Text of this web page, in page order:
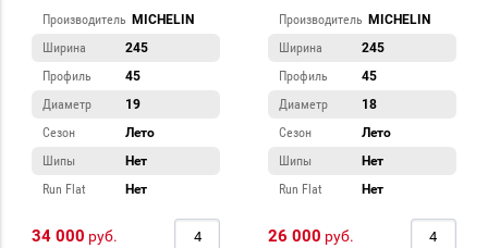
Производитель MICHELIN
Ширина
245
Профиль
45
Диаметр
19
Сезон
Лето
Шипы
Нет
Run Flat
Нет
34 000 руб.
Производитель MICHELIN
Ширина
245
Профиль
45
Диаметр
18
Сезон
Лето
Шипы
Нет
Run Flat
Нет
26 000 руб.